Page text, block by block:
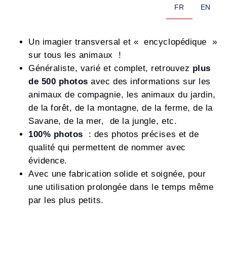
FR EN
Un imagier transversal et « encyclopédique »
sur tous les animaux !
Généraliste, varié et complet, retrouvez plus
de 500 photosavec des informations sur les
animaux de compagnie, les animaux du jardin,
de la forêt, de la montagne, de la ferme, de la
Savane, de la mer, de la jungle, etc.
100% photos : des photos précises et de
qualité qui permettent de nommer avec
évidence.
Avec une fabrication solide et soignée, pour
une utilisation prolongée dans le temps même
par les plus petits.